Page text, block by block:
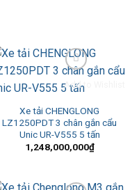
Add to Wishlist
Xe tải CHENGLONG
LZ1250PDT 3 chân gắn cẩu
Unic UR-V555 5 tấn
1,248,000,000₫